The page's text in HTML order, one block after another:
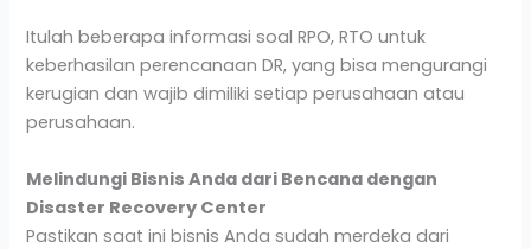
Itulah beberapa informasi soal RPO, RTO untuk
keberhasilan perencanaan DR, yang bisa mengurangi
kerugian dan wajib dimiliki setiap perusahaan atau
perusahaan.
Melindungi Bisnis Anda dari Bencana dengan
Disaster Recovery Center
Pastikan saat ini bisnis Anda sudah merdeka dari